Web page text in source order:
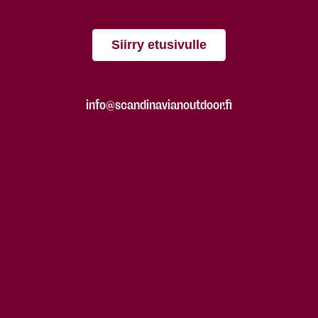
Siirry etusivulle
info@scandinavianoutdoor.fi